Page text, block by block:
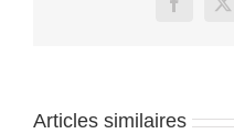
Facebook
X
Articles similaires